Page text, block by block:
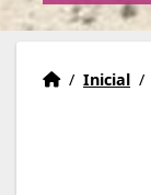
Instituto Eric
Accueil
/ Inicial /